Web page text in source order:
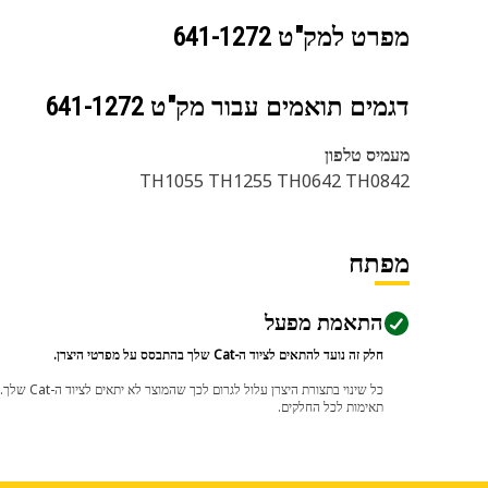
מפרט למק"ט 641-1272
דגמים תואמים עבור מק"ט 641-1272
מעמיס טלפון
TH1055 TH1255 TH0642 TH0842
מפתח
התאמת מפעל
חלק זה נועד להתאים לציוד ה-Cat שלך בהתבסס על מפרטי היצרן.
תאימות לכל החלקים.